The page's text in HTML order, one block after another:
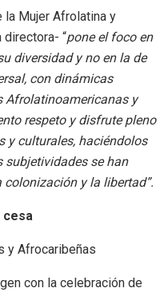
la Mujer Afrolatina y
“pone el foco en
diversidad y no en la de
con dinámicas
Afrolatinoamericanas y
respeto y disfrute pleno
y culturales, haciéndolos
subjetividades se han
y la libertad”.
cesa
con la celebración de